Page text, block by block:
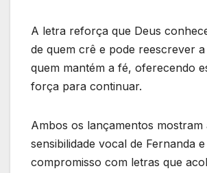
A letra reforça que Deus
de quem crê e pode reescrever
quem mantém a fé, oferecendo
força para continuar.
Ambos os lançamentos mostram
sensibilidade vocal de Fernanda
compromisso com letras que